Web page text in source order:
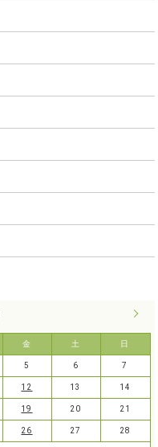
金 土 日
6月
5 6 7
12 13 14
19 20 21
26 27 28